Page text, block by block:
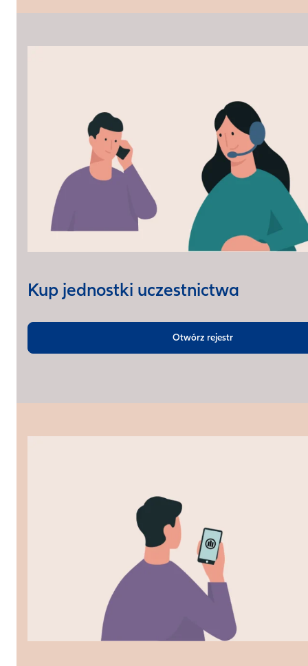
Kup jednostki uczestnictwa
Otwórz rejestr